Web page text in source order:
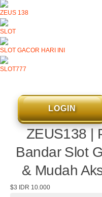
ZEUS 138
SLOT
SLOT GACOR HARI INI
SLOT777
LOGIN
ZEUS138 |
Bandar Slot
& Mudah
$3 IDR 10.000